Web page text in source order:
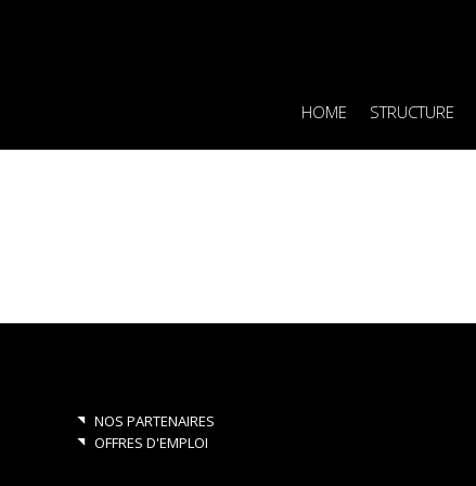
HOME STRUCTURE
NOS PARTENAIRES
OFFRES D'EMPLOI